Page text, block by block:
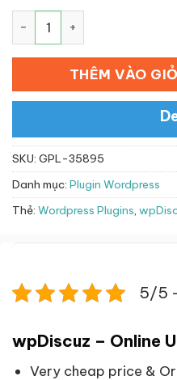
THÊM VÀO
SKU: GPL-35895
Danh mục: Plugin Wordpress
Thẻ: Wordpress Plugins,
5/5
wpDiscuz – Online
Very cheap price &